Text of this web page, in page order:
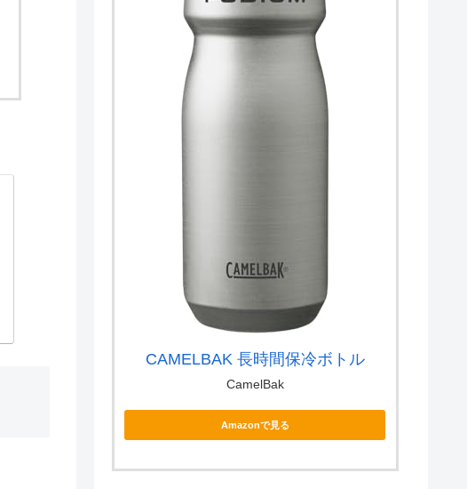
CAMELBAK 長時間保冷ボトル
CamelBak
Amazonで見る